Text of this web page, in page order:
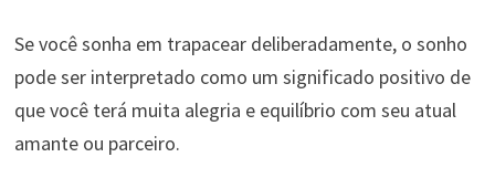
Se você sonha em trapacear deliberadamente, o sonho
pode ser interpretado como um significado positivo de
que você terá muita alegria e equilíbrio com seu atual
amante ou parceiro.